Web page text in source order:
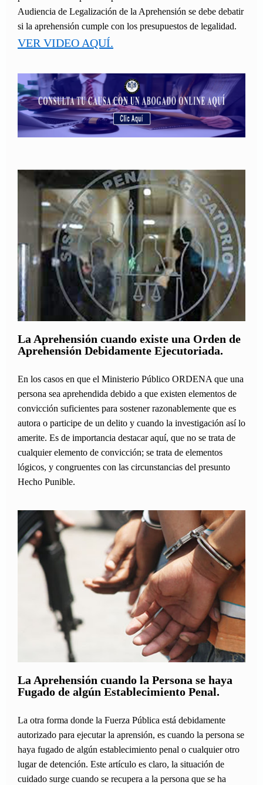
Audiencia de Legalización de la Aprehensión se debe debatir
si la aprehensión cumple con los presupuestos de legalidad.
VER VIDEO AQUÍ.
La Aprehensión cuando existe una Orden de
Aprehensión Debidamente Ejecutoriada.
En los casos en que el Ministerio Público ORDENA que una
persona sea aprehendida debido a que existen elementos de
convicción suficientes para sostener razonablemente que es
autora o participe de un delito y cuando la investigación así lo
amerite. Es de importancia destacar aquí, que no se trata de
cualquier elemento de convicción; se trata de elementos
lógicos, y congruentes con las circunstancias del presunto
Hecho Punible.
La Aprehensión cuando la Persona se haya
Fugado de algún Establecimiento Penal.
La otra forma donde la Fuerza Pública está debidamente
autorizado para ejecutar la aprensión, es cuando la persona se
haya fugado de algún establecimiento penal o cualquier otro
lugar de detención. Este artículo es claro, la situación de
cuidado surge cuando se recupera a la persona que se ha